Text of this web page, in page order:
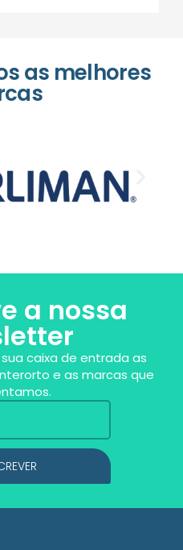
as melhores
a nossa
caixa de entrada as
e as marcas que